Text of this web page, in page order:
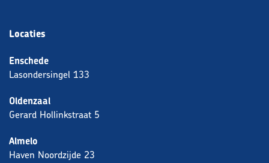
Locaties
Enschede
Lasondersingel 133
Oldenzaal
Gerard Hollinkstraat 5
Almelo
Haven Noordzijde 23